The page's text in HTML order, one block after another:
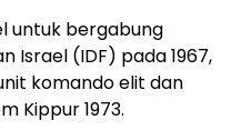
untuk bergabung
Israel (IDF) pada 1967,
komando elit dan
Kippur 1973.